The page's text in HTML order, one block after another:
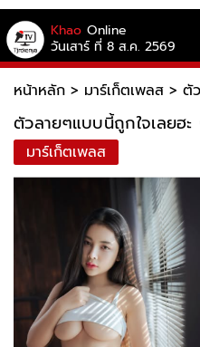
Khao Online
วันเสาร์ ที่ 8 ส.ค. 2569
หน้าหลัก > มาร์เก็ตเพลส > ตั
ตัวลายๆแบบนี้ถูกใจเลยฮ
มาร์เก็ตเพลส